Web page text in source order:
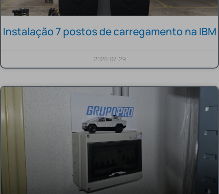
Instalação 7 postos de carregamento na IBM
2026-07-29